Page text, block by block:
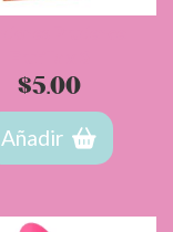
$5.00
Añadir